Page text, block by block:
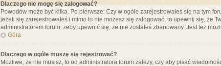
Dlaczego nie mogę się zalogować?
Powodów może być kilka. Po pierwsze: Czy w ogóle zarejestrowałeś się na tym
jeżeli się zarejestrowałeś i mimo to nie możesz się zalogować, to upewnij się, że
administratorem forum, żeby upewnić się, że nie zostałeś zbanowany. Jest też
Góra
Dlaczego w ogóle muszę się rejestrować?
Możliwe, że nie musisz, to od administratora forum zależy, czy aby pisać